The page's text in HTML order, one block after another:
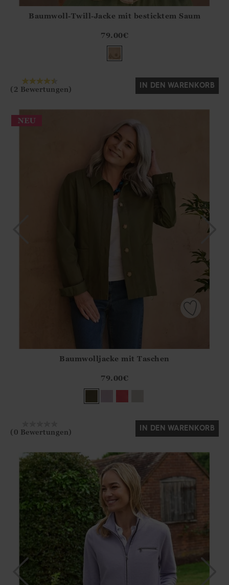
?? ""
Nein
Baumwoll-Twill-Jacke mit besticktem Saum
79.00€
(2 Bewertungen) IN DEN WARENKORB
?? ""
Ja Nein
Baumwolljacke mit Taschen
79.00€
(0 Bewertungen) IN DEN WARENKORB